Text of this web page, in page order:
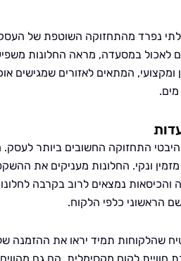
נפרד מהתחזוקה השוטפת של העסק.
לאכול במסעדה, מראה החלונות
המתאים לאזורים שמגישים
התחזוקה החשובים ביותר
מזמין ונקי. החלונות מעניקים את
נמצאים לרוב בקרבה
הראשוני כלפי הלקוח.
שהלקוחות תמיד יראו את ההזמנה
חוויית לקוח מקסימלית. הם גם